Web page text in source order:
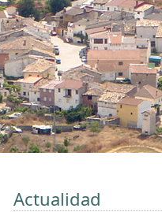
Actualidad